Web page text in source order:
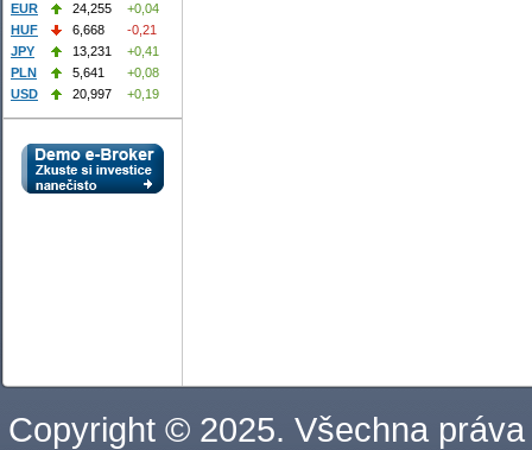
EUR 24,255
+0,04
HUF
6,668
-0,21
JPY
13,231
+0,41
PLN
5,641
+0,08
USD
20,997 +0,19
Copyright © 2025. Všechna práva